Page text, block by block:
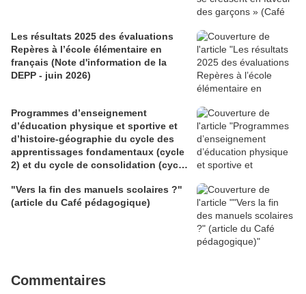
Les résultats 2025 des évaluations
Repères à l’école élémentaire en
français (Note d'information de la
DEPP - juin 2026)
Programmes d’enseignement
d’éducation physique et sportive et
d’histoire-géographie du cycle des
apprentissages fondamentaux (cycle
2) et du cycle de consolidation (cycle
"Vers la fin des manuels scolaires ?"
(article du Café pédagogique)
Commentaires